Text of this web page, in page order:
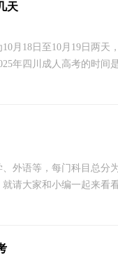
天
月18日至10月19日两天
年四川成人高考的时间
外语等，每门科目总分
请大家和小编一起来看